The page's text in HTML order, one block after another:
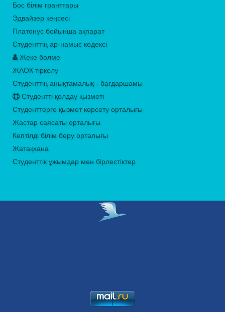
Бос білім гранттары
Эдвайзер кеңсесі
Платонус бойынша ақпарат
Студенттің ар-намыс кодексі
Жеке бөлме
ЖАОК тіркелу
Студенттің анықтамалық - бағдаршамы
Студентті қолдау қызметі
Студенттерге қызмет көрсету орталығы
Жастар саясаты орталығы
Көптілді білім беру орталығы
Жатақхана
Студенттік ұжымдар мен бірлестіктер